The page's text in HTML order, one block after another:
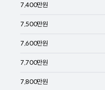
7,400만원
7,500만원
7,600만원
7,700만원
7,800만원